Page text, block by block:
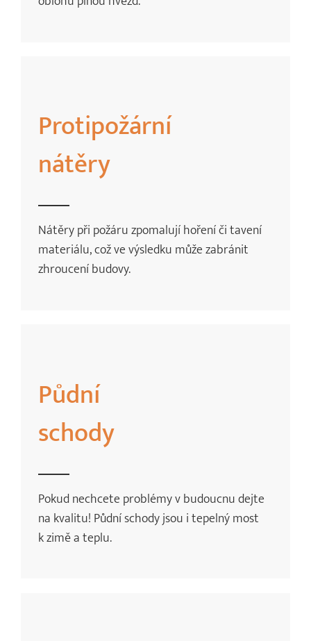
Protipožární
nátěry
Nátěry při požáru zpomalují hoření či tavení
materiálu, což ve výsledku může zabránit
zhroucení budovy.
Půdní
schody
Pokud nechcete problémy v budoucnu dejte
na kvalitu! Půdní schody jsou i tepelný most
k zimě a teplu.